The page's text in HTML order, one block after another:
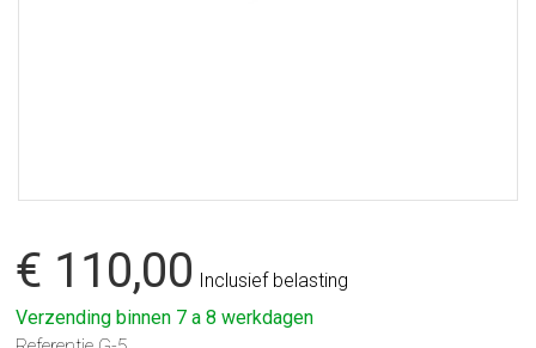
€ 110,00 Inclusief belasting
Verzending binnen 7 a 8 werkdagen